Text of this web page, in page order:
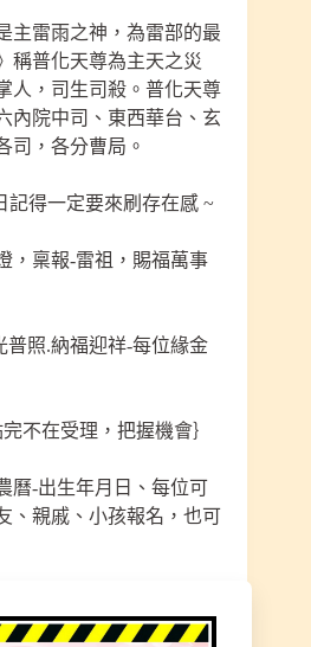
主雷雨之神，為雷部的最
稱普化天尊為主天之災
人，司生司殺。普化天尊
內院中司、東西華台、玄
司，各分曹局。
記得一定要來刷存在感 ~
，稟報-雷祖，賜福萬事
普照.納福迎祥-每位緣金
不在受理，把握機會｝
曆-出生年月日、每位可
、親戚、小孩報名，也可
點寶燈 祈願：赦罪消
、恩光普照、元辰光彩、